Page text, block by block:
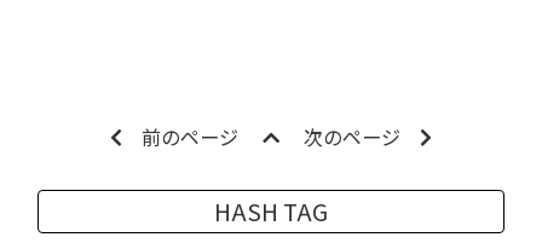
前のページ 次のページ
HASH TAG